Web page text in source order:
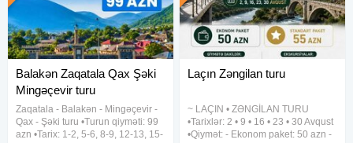
Balakən Zaqatala Qax Şəki
Mingəçevir turu
Zaqatala - Balakən - Mingəçevir -
Qax - Şəki turu •Turun qiyməti: 99
azn •Tarix: 1-2, 5-6, 8-9, 12-13, 15-
Laçın Zəngilan turu
~ LAÇIN • ZƏNGİLAN TURU
•Tarixlər: 2 • 9 • 16 • 23 • 30 Avqust
•Qiymət: - Ekonom paket: 50 azn -